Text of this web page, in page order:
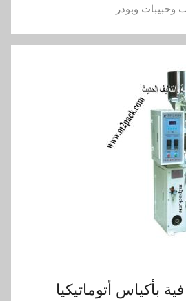
وحبيبات وبودر
بأكياس أتوماتيكيا